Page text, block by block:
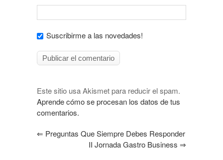
Suscribirme a las novedades!
Este sitio usa Akismet para reducir el spam.
Aprende cómo se procesan los datos de tus
comentarios.
⇐ Preguntas Que Siempre Debes Responder
II Jornada Gastro Business ⇒